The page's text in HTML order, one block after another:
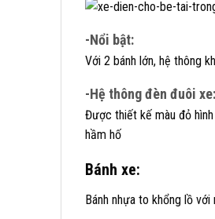
-Nổi bật:
Với 2 bánh lớn, hệ thông
-Hệ thông đèn đuôi xe:
Được thiết kế màu đỏ
hầm hố
Bánh xe:
Bánh nhựa to khổng lồ